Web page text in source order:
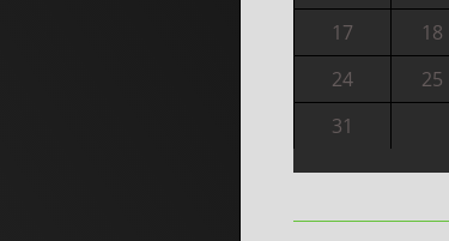
17
18
24
25
31